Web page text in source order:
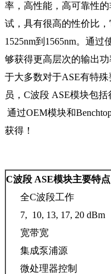
率，高性能，高可靠性
试，具有很高的性价比
1525nm到1565nm。通过
够获得更高层次的输出
于大多数对于ASE有特
员，C波段 ASE模块包
通过OEM模块和
获得！
C波段 ASE模块主要特点
全C波段工作
7, 10, 13, 17, 20 dBm
宽带宽
集成泵浦源
微处理器控制